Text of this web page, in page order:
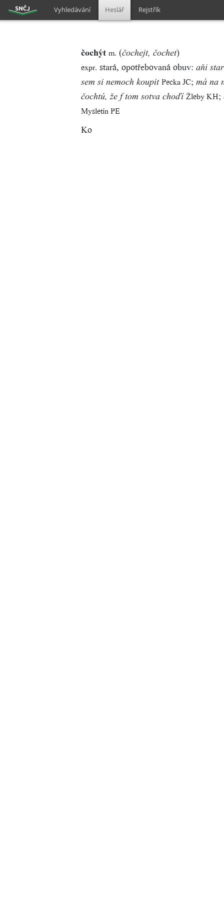
Vyhledávání Heslář Rejstřík
čochýt m. (čochejt, čochet)
expr. stará, opotřebovaná obuv: aňi
sem si nemoch koupit Pecka JC; má na
čochtú, že f tom sotva choďí Žleby KH;
Mysletín PE
Ko